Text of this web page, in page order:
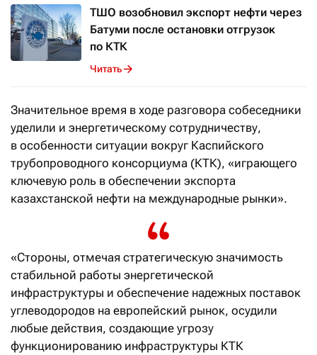
ТШО возобновил экспорт нефти через
Батуми после остановки отгрузок
по КТК
Читать
Значительное время в ходе разговора собеседники
уделили и энергетическому сотрудничеству,
в особенности ситуации вокруг Каспийского
трубопроводного консорциума (КТК), «играющего
ключевую роль в обеспечении экспорта
казахстанской нефти на международные рынки».
«Стороны, отмечая стратегическую значимость
стабильной работы энергетической
инфраструктуры и обеспечение надежных поставок
углеводородов на европейский рынок, осудили
любые действия, создающие угрозу
функционированию инфраструктуры КТК